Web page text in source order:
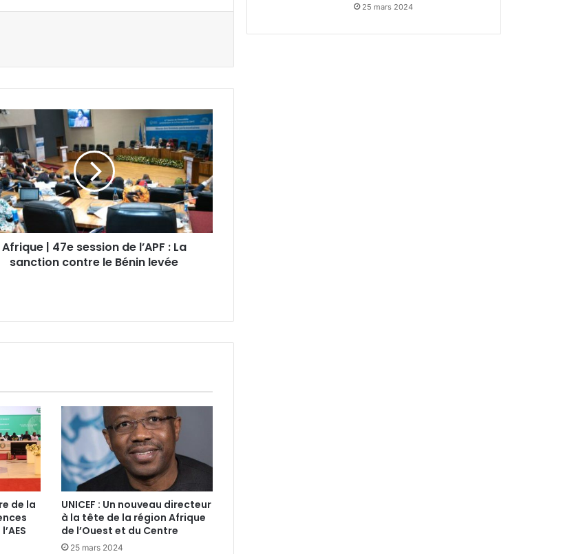
Afrique | 47e session de l’APF : La
sanction contre le Bénin levée
de la
UNICEF : Un nouveau directeur
à la tête de la région Afrique
de l’Ouest et du Centre
25 mars 2024
25 mars 2024